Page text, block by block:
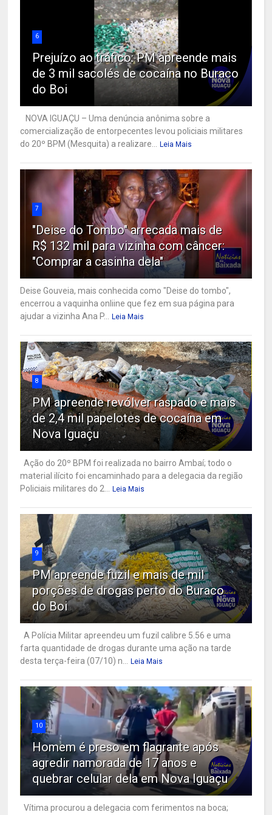
6
Prejuízo ao tráfico: PM apreende mais
de 3 mil sacolés de cocaína no Buraco
do Boi
NOVA IGUAÇU – Uma denúncia anônima sobre a
comercialização de entorpecentes levou policiais militares
do 20º BPM (Mesquita) a realizare... Leia Mais
7
"Deise do Tombo" arrecada mais de
R$ 132 mil para vizinha com câncer:
"Comprar a casinha dela"
Deise Gouveia, mais conhecida como "Deise do tombo",
encerrou a vaquinha onliine que fez em sua página para
ajudar a vizinha Ana P... Leia Mais
8
PM apreende revólver raspado e mais
de 2,4 mil papelotes de cocaína em
Nova Iguaçu
Ação do 20º BPM foi realizada no bairro Ambaí; todo o
material ilícito foi encaminhado para a delegacia da região
Policiais militares do 2... Leia Mais
9
PM apreende fuzil e mais de mil
porções de drogas perto do Buraco
do Boi
A Polícia Militar apreendeu um fuzil calibre 5.56 e uma
farta quantidade de drogas durante uma ação na tarde
desta terça-feira (07/10) n... Leia Mais
10
Homem é preso em flagrante após
agredir namorada de 17 anos e
quebrar celular dela em Nova Iguaçu
Vítima procurou a delegacia com ferimentos na boca;